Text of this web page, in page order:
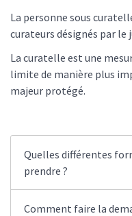
La personne sous
curateurs désignés par le
La curatelle est une
limite de manière plus
majeur protégé.
Quelles différentes
prendre ?
Comment faire la